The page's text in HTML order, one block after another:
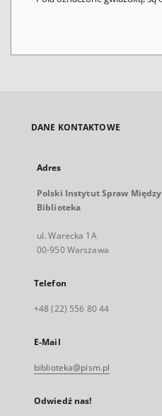
DANE KONTAKTOWE
Adres
Polski Instytut Spraw
Biblioteka
ul. Warecka 1A
00-950 Warszawa
Telefon
+48 (22) 556 80 44
E-Mail
biblioteka@pism.pl
Odwiedź nas!